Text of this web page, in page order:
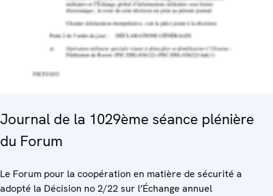
Journal de la 1029ème séance plénière
du Forum
Le Forum pour la coopération en matière de sécurité a
adopté la Décision no 2/22 sur l’Échange annuel